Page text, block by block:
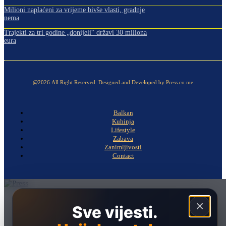
Milioni naplaćeni za vrijeme bivše vlasti, gradnje
nema
Trajekti za tri godine „donijeli“ državi 30 miliona
eura
@2026.All Right Reserved. Designed and Developed by Press.co.me
Balkan
Kuhinja
Lifestyle
Zabava
Zanimljivosti
Contact
×
Sve vijesti.